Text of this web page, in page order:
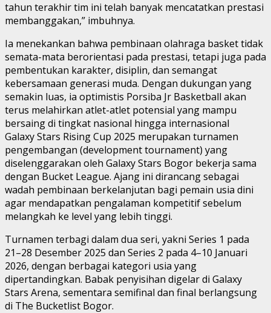
tahun terakhir tim ini telah banyak mencatatkan prestasi
membanggakan,” imbuhnya.
Ia menekankan bahwa pembinaan olahraga basket tidak
semata-mata berorientasi pada prestasi, tetapi juga pada
pembentukan karakter, disiplin, dan semangat
kebersamaan generasi muda. Dengan dukungan yang
semakin luas, ia optimistis Porsiba Jr Basketball akan
terus melahirkan atlet-atlet potensial yang mampu
bersaing di tingkat nasional hingga internasional
Galaxy Stars Rising Cup 2025 merupakan turnamen
pengembangan (development tournament) yang
diselenggarakan oleh Galaxy Stars Bogor bekerja sama
dengan Bucket League. Ajang ini dirancang sebagai
wadah pembinaan berkelanjutan bagi pemain usia dini
agar mendapatkan pengalaman kompetitif sebelum
melangkah ke level yang lebih tinggi.
Turnamen terbagi dalam dua seri, yakni Series 1 pada
21–28 Desember 2025 dan Series 2 pada 4–10 Januari
2026, dengan berbagai kategori usia yang
dipertandingkan. Babak penyisihan digelar di Galaxy
Stars Arena, sementara semifinal dan final berlangsung
di The Bucketlist Bogor.